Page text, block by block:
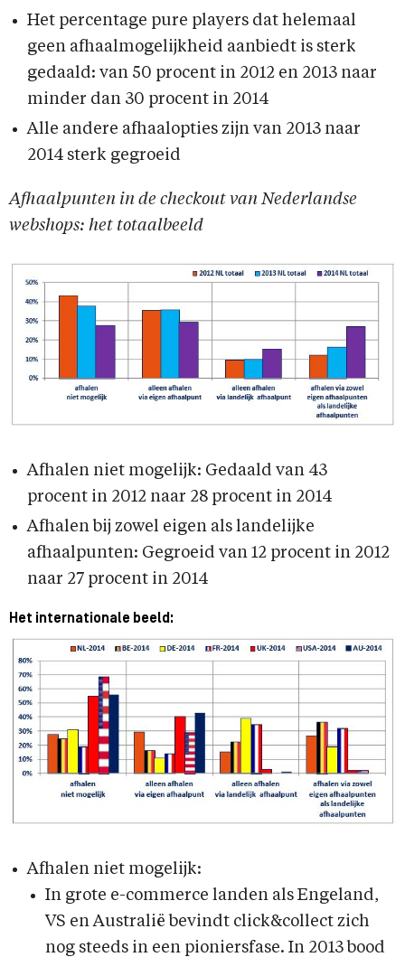
Het percentage pure players dat helemaal
geen afhaalmogelijkheid aanbiedt is sterk
gedaald: van 50 procent in 2012 en 2013 naar
minder dan 30 procent in 2014
Alle andere afhaalopties zijn van 2013 naar
2014 sterk gegroeid
Afhaalpunten in de checkout van Nederlandse
webshops: het totaalbeeld
Afhalen niet mogelijk: Gedaald van 43
procent in 2012 naar 28 procent in 2014
Afhalen bij zowel eigen als landelijke
afhaalpunten: Gegroeid van 12 procent in 2012
naar 27 procent in 2014
Het internationale beeld:
Afhalen niet mogelijk:
In grote e-commerce landen als Engeland,
VS en Australië bevindt click&collect zich
nog steeds in een pioniersfase. In 2013 bood